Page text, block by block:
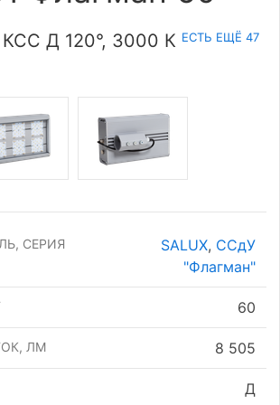
КСС Д 120°, 3000 К ЕСТЬ ЕЩЁ 47
СЕРИЯ SALUX, ССдУ
"Флагман"
60
ЛМ 8 505
Д